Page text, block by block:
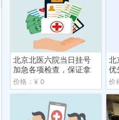
北京北医六院当日挂号
加急各项检查，保证拿
到号
价格：¥ 0
北
优
路
价